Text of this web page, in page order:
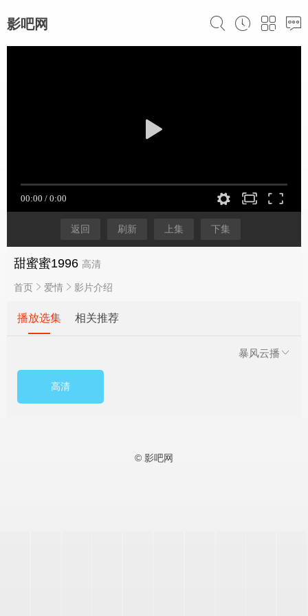
影吧网
返回 刷新 上集 下集
甜蜜蜜1996 高清
首页 爱情 影片介绍
播放选集 相关推荐
暴风云播
高清
© 影吧网